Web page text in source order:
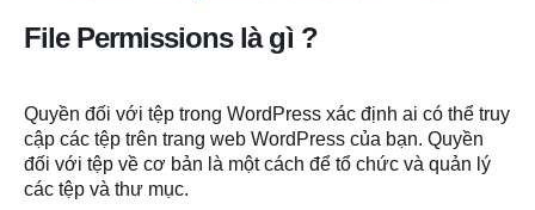
File Permissions là gì ?
Quyền đối với tệp trong WordPress xác định ai có thể truy
cập các tệp trên trang web WordPress của bạn. Quyền
đối với tệp về cơ bản là một cách để tổ chức và quản lý
các tệp và thư mục.